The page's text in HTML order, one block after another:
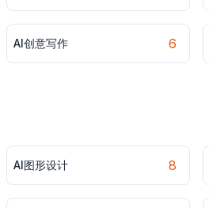
AI创意写作 6
AI图形设计 8